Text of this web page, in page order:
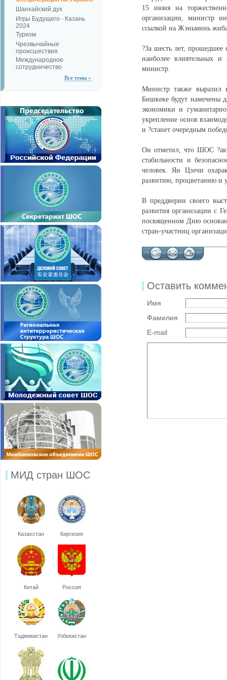
Шанхайский дух
Игры Будущего - Казань
2024
Туризм
Чрезвычайные
происшествия
Международное
сотрудничество
Все темы »
МИД стран ШОС
Казахстан Киргизия
Китай Россия
Таджикистан Узбекистан
15 июня на
организации, министр
ссылкой на Жэньминь
?За шесть лет,
наиболее влиятельных
министр.
Министр также выразил
Бишкеке будут намечены
экономики и
укрепление основ
и ?станет очередным
Он отметил, что ШОС
стабильности и
человек. Ян Цзечи
развитию, процветанию и
В преддверии своего
развития организации с
посвященном Дню
стран-участниц
Оставить
Имя
Фамилия
E-mail